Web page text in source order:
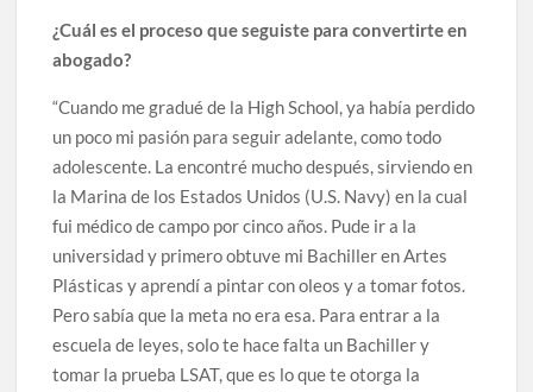
¿Cuál es el proceso que seguiste para convertirte en
abogado?
“Cuando me gradué de la High School, ya había perdido
un poco mi pasión para seguir adelante, como todo
adolescente. La encontré mucho después, sirviendo en
la Marina de los Estados Unidos (U.S. Navy) en la cual
fui médico de campo por cinco años. Pude ir a la
universidad y primero obtuve mi Bachiller en Artes
Plásticas y aprendí a pintar con oleos y a tomar fotos.
Pero sabía que la meta no era esa. Para entrar a la
escuela de leyes, solo te hace falta un Bachiller y
tomar la prueba LSAT, que es lo que te otorga la